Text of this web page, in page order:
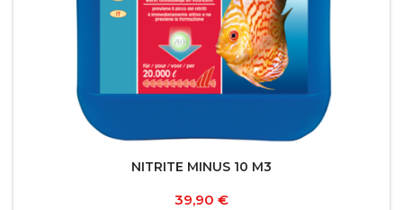
NITRITE MINUS 10 M3
Prix
39,90 €